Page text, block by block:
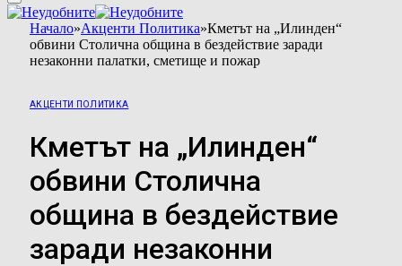
Начало»Акценти Политика»Кметът на „Илинден“
обвини Столична община в бездействие заради
незаконни палатки, сметище и пожар
АКЦЕНТИ ПОЛИТИКА
Кметът на „Илинден“
обвини Столична
община в бездействие
заради незаконни